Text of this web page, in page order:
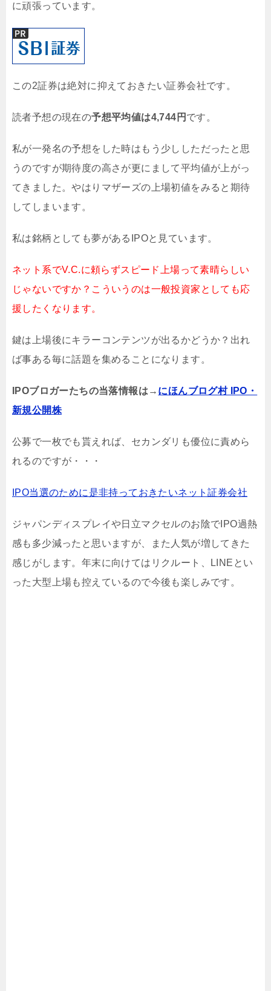
に頑張っています。
この2証券は絶対に抑えておきたい証券会社です。
読者予想の現在の予想平均値は4,744円 です。
私が一発名の予想をした時はもう少ししただったと思
うのですが期待度の高さが更にまして平均値が上がっ
てきました。やはりマザーズの上場初値をみると期待
してしまいます。
私は銘柄としても夢があるIPOと見ています。
ネット系でV.C.に頼らずスピード上場って素晴らしい
じゃないですか？こういうのは一般投資家としても応
援したくなります。
鍵は上場後にキラーコンテンツが出るかどうか？出れ
ば事ある毎に話題を集めることになります。
IPOブロガーたちの当落情報は→ にほんブログ村 IPO・
新規公開株
公募で一枚でも貰えれば、セカンダリも優位に責めら
れるのですが・・・
IPO当選のために是非持っておきたいネット証券会社
ジャパンディスプレイや日立マクセルのお陰でIPO過熱
感も多少減ったと思いますが、また人気が増してきた
感じがします。年末に向けてはリクルート、LINEとい
った大型上場も控えているので今後も楽しみです。